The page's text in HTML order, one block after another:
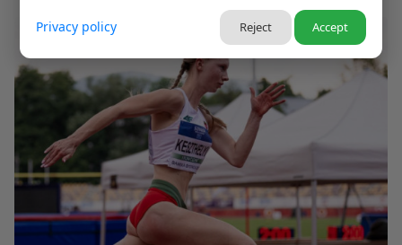
Privacy policy Reject Accept